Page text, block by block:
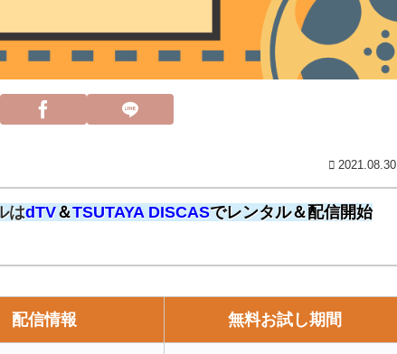
2021.08.30
はdTV＆TSUTAYA DISCASでレンタル＆配信開始
配信情報 無料お試し期間